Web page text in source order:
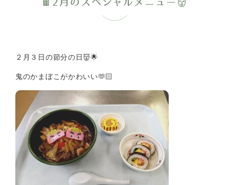
🍫2月のスペシャルメニュー👹
２月３日の節分の日👹🌟
鬼のかまぼこがかわいい🫶🏻